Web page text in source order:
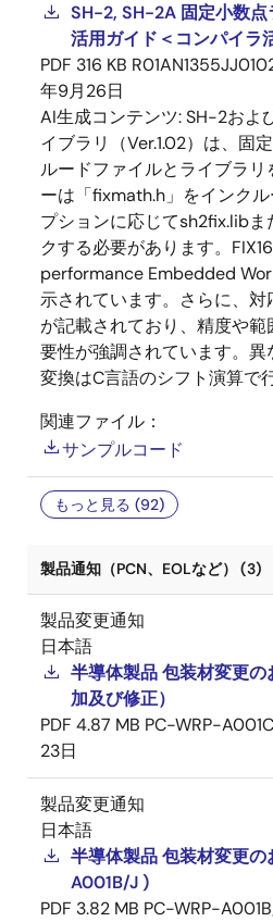
SH-2, SH-2A 固定小数点
活用ガイド＜コンパイラ
PDF 316 KB
年9月26日
AI生成コンテンツ:SH-2およ
イブラリ（Ver.1.02）は、固
ルードファイルとライブラ
ーは「fixmath.h」をインク
プションに応じてsh2fix.lib
クする必要があります。
performance Embedded
示されています。さらに、
が記載されており、精度や
要性が強調されています。
変換はC言語のシフト演算で
関連ファイル：
サンプルコード
もっと見る (92)
製品通知（PCN、EOLなど） (3)
製品変更通知
日本語
半導体製品 包装材変更
加及び修正）
PDF 4.87 MB PC-WRP-
23日
製品変更通知
日本語
半導体製品 包装材変更
A001B/J )
PDF 3.82 MB PC-WRP-